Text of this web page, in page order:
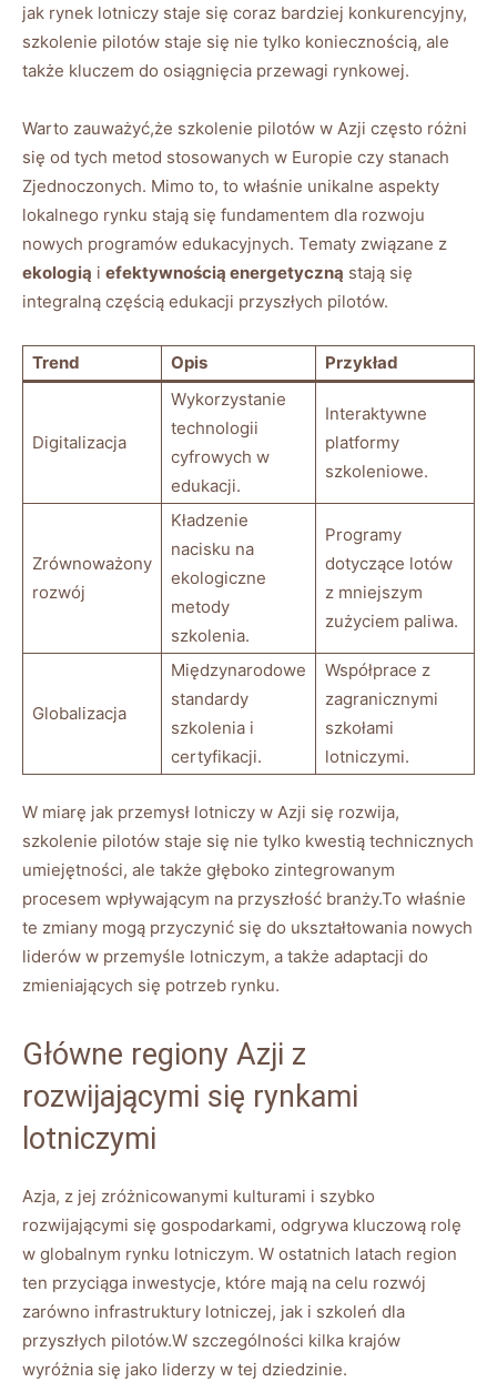
jak‍ rynek lotniczy staje się ⁣coraz‍ bardziej konkurencyjny,
szkolenie pilotów staje się nie tylko koniecznością, ale
⁣także kluczem‍ do ​osiągnięcia przewagi rynkowej.
Warto zauważyć,że szkolenie ​pilotów w Azji często różni
się od tych metod stosowanych w Europie ​czy⁢ stanach
Zjednoczonych. ⁤Mimo to, to właśnie unikalne aspekty
lokalnego rynku⁢ stają się fundamentem dla rozwoju
nowych programów edukacyjnych. Tematy związane z ⁢
ekologią i efektywnością energetyczną stają się
integralną częścią edukacji przyszłych ⁤pilotów.
Trend Opis Przykład
Digitalizacja
Wykorzystanie
technologii
cyfrowych w
edukacji.
Interaktywne
⁢platformy
‍szkoleniowe.
Zrównoważony
rozwój
Kładzenie‍
nacisku na
ekologiczne
metody
⁢szkolenia.
Programy
dotyczące lotów
z mniejszym
zużyciem paliwa.
Globalizacja
Międzynarodowe
standardy
szkolenia i
certyfikacji.
Współprace z
zagranicznymi
szkołami
lotniczymi.
W ⁣miarę jak przemysł lotniczy w⁢ Azji się rozwija,
szkolenie‍ pilotów⁤ staje ⁢się nie tylko⁤ kwestią⁣ technicznych
umiejętności, ale także ⁣głęboko zintegrowanym
procesem wpływającym na‍ przyszłość branży.To właśnie
te‌ zmiany ​mogą przyczynić się ⁢do ukształtowania nowych
⁢liderów w przemyśle lotniczym,⁢ a także adaptacji do
zmieniających ⁣się ⁣potrzeb rynku.
Główne regiony Azji z
rozwijającymi się rynkami
lotniczymi
Azja, z jej zróżnicowanymi kulturami‍ i ⁣szybko
rozwijającymi się gospodarkami, ‍odgrywa ‌kluczową rolę
w globalnym rynku lotniczym. W ostatnich latach region
‌ten przyciąga inwestycje, które mają ‌na​ celu rozwój ​
zarówno infrastruktury⁢ lotniczej, jak i szkoleń dla
przyszłych ​pilotów.W szczególności ⁢kilka⁤ krajów
wyróżnia‍ się jako‍ liderzy ‍w tej dziedzinie.